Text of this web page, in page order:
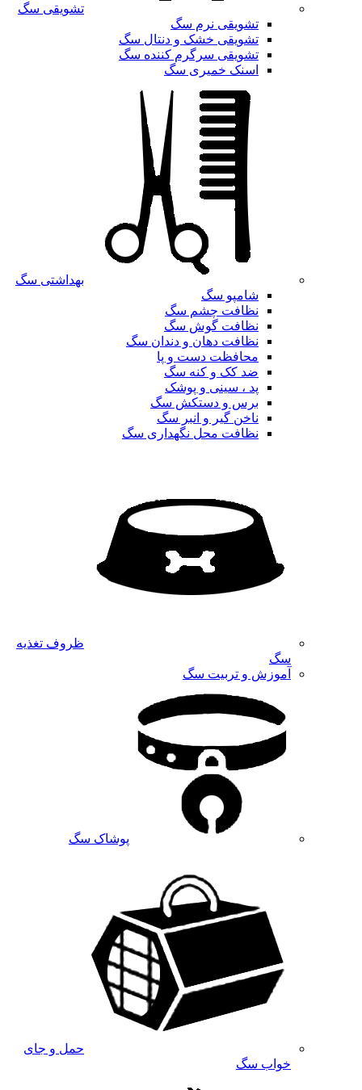
تشویقی سگ
تشویقی نرم سگ
تشویقی خشک و دنتال سگ
تشویقی سرگرم کننده سگ
اسنک خمیری سگ
بهداشتی سگ
شامپو سگ
نظافت چشم سگ
نظافت گوش سگ
نظافت دهان و دندان سگ
محافظت دست و پا
ضد کک و کنه سگ
پد ، سینی و پوشک
برس و دستکش سگ
ناخن گیر و انبر سگ
نظافت محل نگهداری سگ
ظروف تغذیه
سگ
آموزش و تربیت سگ
پوشاک سگ
حمل و جای
خواب سگ